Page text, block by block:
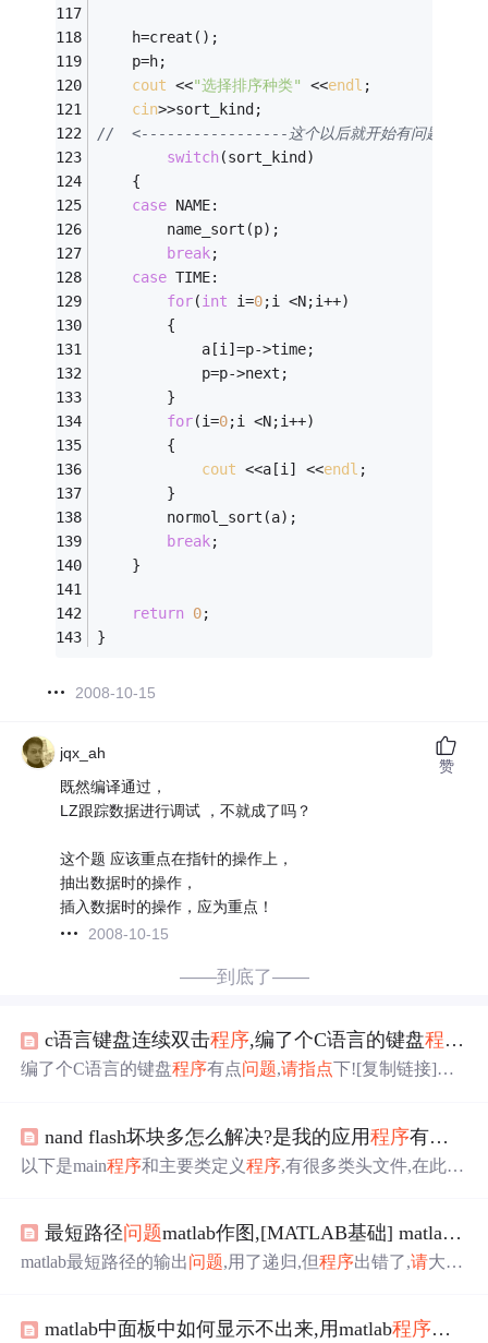
	h=creat();
	p=h;
cout <<"选择排序种类" <<endl ;
cin>>sort_kind;
//	<-----------------这个以后就开始有问题了！！
switch(sort_kind)
	{
case NAME:
		name_sort(p);
break;
case TIME:
for(int i=0;i <N;i++)
		{
			a[i]=p->time;
			p=p->next;
		}
for(i=0;i <N;i++)
		{
cout <<a[i] <<endl ;
		}
		normol_sort(a);
break;
	}
return 0;
}
2008-10-15
jqx_ah
既然编译通过，
LZ跟踪数据进行调试 ，不就成了吗？
这个题 应该重点在指针的操作上，
抽出数据时的操作，
插入数据时的操作，应为重点！
2008-10-15
赞
——到底了——
c语言键盘连续双击程序,编了个C语言的键盘程序
编了个C语言的键盘程序有点问题,请指点下![复制链接]做
了!原程序如下:(P2.0--P2.7 是段选,P1.0--P1.5是位选,P0.0--P
0.3是列选,P0.4--P0.7是行选)#include #define uchar unsigned c
nand flash坏块多怎么解决?是我的应用程序有问题
以下是main程序和主要类定义程序,有很多类头文件,在此不
ffs工具也格式化不了.你有什么办法吗?我们系统是:一片单
片机负责8路A/D转换,以及和ARM主板通讯.ARM:S3C241
最短路径问题matlab作图,[MATLAB基础] matlab最短路径的输出
matlab最短路径的输出问题,用了递归,但程序出错了,请大虾
[w(i,j),w(i,k)+w(k,j)];w(i,j)=min(b);if w(i,j...
matlab中面板中如何显示不出来,用matlab程序运行